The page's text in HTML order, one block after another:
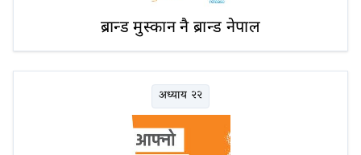
ब्रान्ड मुस्कान नै ब्रान्ड नेपाल
अध्याय २२